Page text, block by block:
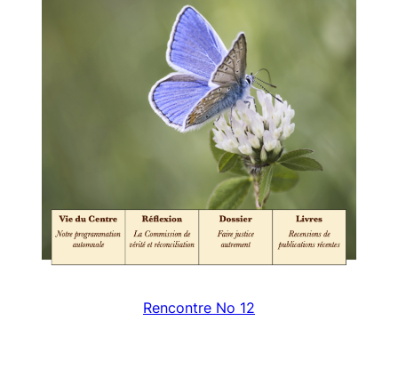
Rencontre No 12